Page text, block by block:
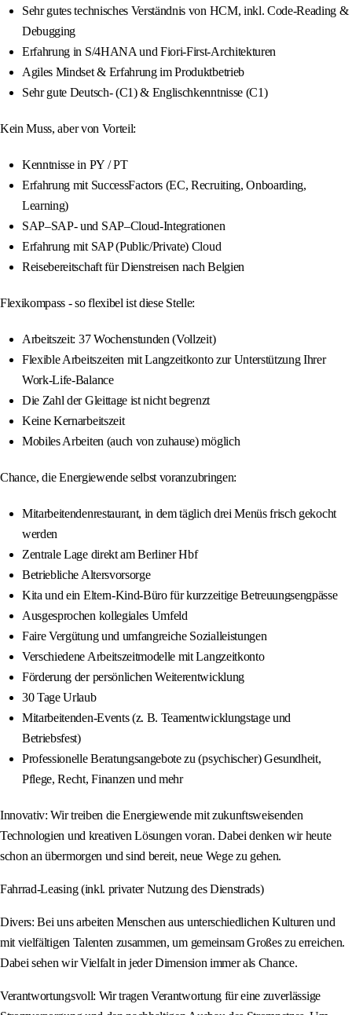
Sehr gutes technisches Verständnis von HCM, inkl. Code-Reading &
Debugging
Erfahrung in S/4HANA und Fiori-First-Architekturen
Agiles Mindset & Erfahrung im Produktbetrieb
Sehr gute Deutsch- (C1) & Englischkenntnisse (C1)
Kein Muss, aber von Vorteil:
Kenntnisse in PY / PT
Erfahrung mit SuccessFactors (EC, Recruiting, Onboarding,
Learning)
SAP–SAP- und SAP–Cloud-Integrationen
Erfahrung mit SAP (Public/Private) Cloud
Reisebereitschaft für Dienstreisen nach Belgien
Flexikompass - so flexibel ist diese Stelle:
Arbeitszeit: 37 Wochenstunden (Vollzeit)
Flexible Arbeitszeiten mit Langzeitkonto zur Unterstützung Ihrer
Work-Life-Balance
Die Zahl der Gleittage ist nicht begrenzt
Keine Kernarbeitszeit
Mobiles Arbeiten (auch von zuhause) möglich
Chance, die Energiewende selbst voranzubringen:
Mitarbeitendenrestaurant, in dem täglich drei Menüs frisch gekocht
werden
Zentrale Lage direkt am Berliner Hbf
Betriebliche Altersvorsorge
Kita und ein Eltern-Kind-Büro für kurzzeitige Betreuungsengpässe
Ausgesprochen kollegiales Umfeld
Faire Vergütung und umfangreiche Sozialleistungen
Verschiedene Arbeitszeitmodelle mit Langzeitkonto
Förderung der persönlichen Weiterentwicklung
30 Tage Urlaub
Mitarbeitenden-Events (z. B. Teamentwicklungstage und
Betriebsfest)
Professionelle Beratungsangebote zu (psychischer) Gesundheit,
Pflege, Recht, Finanzen und mehr
Innovativ: Wir treiben die Energiewende mit zukunftsweisenden
Technologien und kreativen Lösungen voran. Dabei denken wir heute
schon an übermorgen und sind bereit, neue Wege zu gehen.
Fahrrad-Leasing (inkl. privater Nutzung des Dienstrads)
Divers: Bei uns arbeiten Menschen aus unterschiedlichen Kulturen und
mit vielfältigen Talenten zusammen, um gemeinsam Großes zu erreichen.
Dabei sehen wir Vielfalt in jeder Dimension immer als Chance.
Verantwortungsvoll: Wir tragen Verantwortung für eine zuverlässige